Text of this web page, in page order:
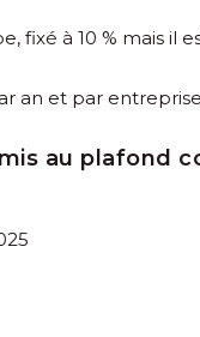
fixé à 10 % mais il
et par
au plafond